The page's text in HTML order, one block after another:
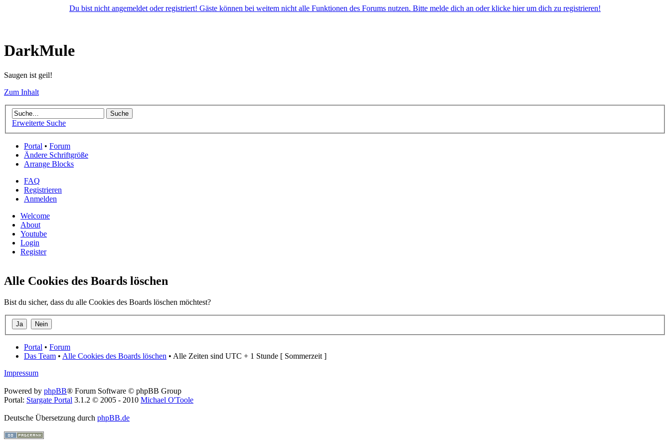
Du bist nicht angemeldet oder registriert! Gäste können bei weitem nicht alle Funktionen des Forums nutzen. Bitte melde dich an oder klicke hier um dich zu registrieren!
DarkMule
Saugen ist geil!
Zum Inhalt
Erweiterte Suche
Portal • Forum
Ändere Schriftgröße
Arrange Blocks
FAQ
Registrieren
Anmelden
Welcome
About
Youtube
Login
Register
Alle Cookies des Boards löschen
Bist du sicher, dass du alle Cookies des Boards löschen möchtest?
Portal • Forum
Das Team • Alle Cookies des Boards löschen • Alle Zeiten sind UTC + 1 Stunde [ Sommerzeit ]
Impressum
Powered by phpBB® Forum Software © phpBB Group
Portal: Stargate Portal 3.1.2 © 2005 - 2010 Michael O'Toole
Deutsche Übersetzung durch phpBB.de